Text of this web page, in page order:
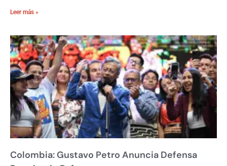
Leer más »
Colombia: Gustavo Petro Anuncia Defensa